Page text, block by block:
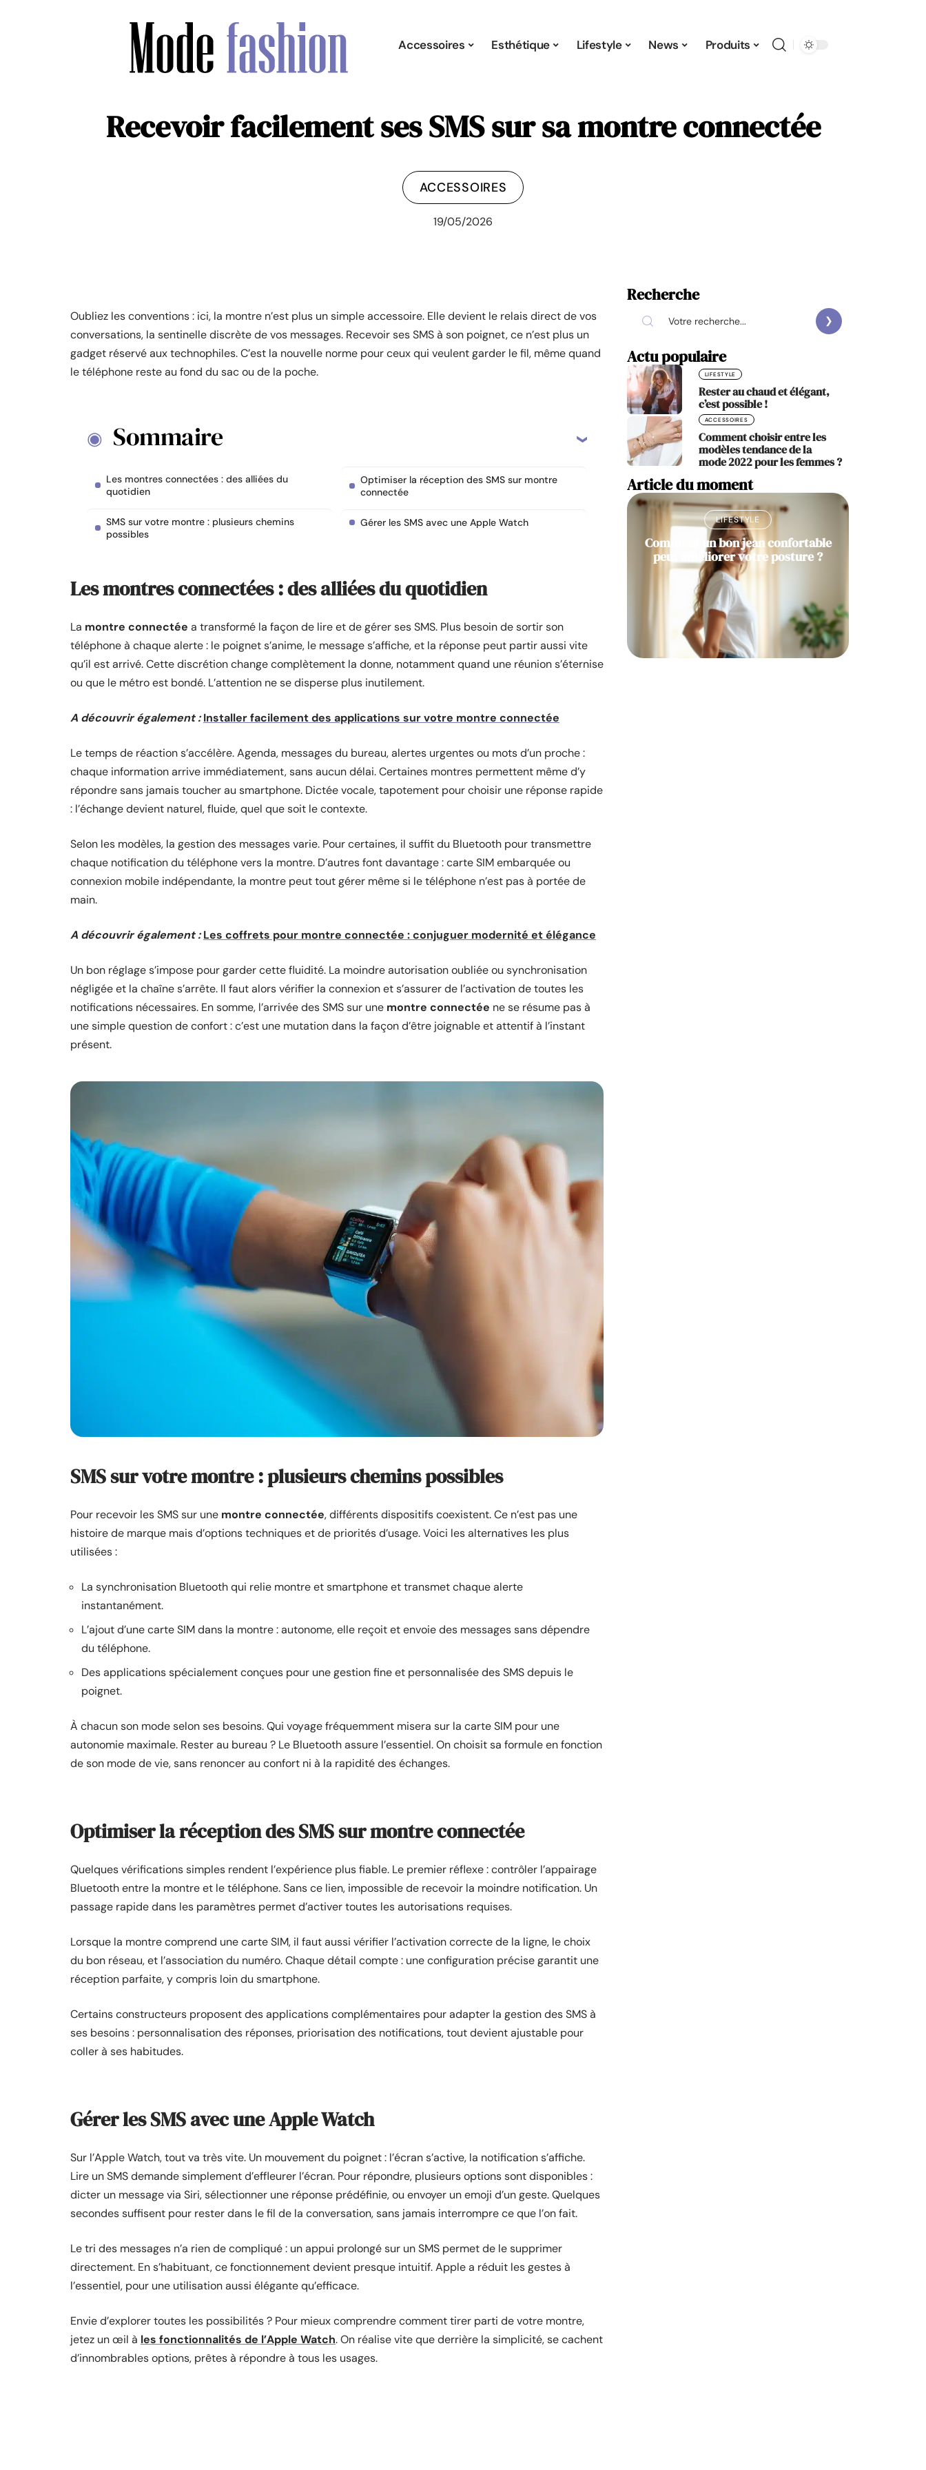
Accessoires Esthétique Lifestyle News Produits
Recevoir facilement ses SMS sur sa montre connectée
ACCESSOIRES
19/05/2026
Oubliez les conventions : ici, la montre n’est plus un simple accessoire. Elle devient le relais direct de vos
conversations, la sentinelle discrète de vos messages. Recevoir ses SMS à son poignet, ce n’est plus un
gadget réservé aux technophiles. C’est la nouvelle norme pour ceux qui veulent garder le fil, même quand
le téléphone reste au fond du sac ou de la poche.
Sommaire
Les montres connectées : des alliées du
quotidien
SMS sur votre montre : plusieurs chemins
possibles
Optimiser la réception des SMS sur montre
connectée
Gérer les SMS avec une Apple Watch
Les montres connectées : des alliées du quotidien
La montre connectée a transformé la façon de lire et de gérer ses SMS. Plus besoin de sortir son
téléphone à chaque alerte : le poignet s’anime, le message s’affiche, et la réponse peut partir aussi vite
qu’il est arrivé. Cette discrétion change complètement la donne, notamment quand une réunion s’éternise
ou que le métro est bondé. L’attention ne se disperse plus inutilement.
A découvrir également : Installer facilement des applications sur votre montre connectée
Le temps de réaction s’accélère. Agenda, messages du bureau, alertes urgentes ou mots d’un proche :
chaque information arrive immédiatement, sans aucun délai. Certaines montres permettent même d’y
répondre sans jamais toucher au smartphone. Dictée vocale, tapotement pour choisir une réponse rapide
: l’échange devient naturel, fluide, quel que soit le contexte.
Selon les modèles, la gestion des messages varie. Pour certaines, il suffit du Bluetooth pour transmettre
chaque notification du téléphone vers la montre. D’autres font davantage : carte SIM embarquée ou
connexion mobile indépendante, la montre peut tout gérer même si le téléphone n’est pas à portée de
main.
A découvrir également : Les coffrets pour montre connectée : conjuguer modernité et élégance
Un bon réglage s’impose pour garder cette fluidité. La moindre autorisation oubliée ou synchronisation
négligée et la chaîne s’arrête. Il faut alors vérifier la connexion et s’assurer de l’activation de toutes les
notifications nécessaires. En somme, l’arrivée des SMS sur une montre connectée ne se résume pas à
une simple question de confort : c’est une mutation dans la façon d’être joignable et attentif à l’instant
présent.
SMS sur votre montre : plusieurs chemins possibles
Pour recevoir les SMS sur une montre connectée, différents dispositifs coexistent. Ce n’est pas une
histoire de marque mais d’options techniques et de priorités d’usage. Voici les alternatives les plus
utilisées :
La synchronisation Bluetooth qui relie montre et smartphone et transmet chaque alerte
instantanément.
L’ajout d’une carte SIM dans la montre : autonome, elle reçoit et envoie des messages sans dépendre
du téléphone.
Des applications spécialement conçues pour une gestion fine et personnalisée des SMS depuis le
poignet.
À chacun son mode selon ses besoins. Qui voyage fréquemment misera sur la carte SIM pour une
autonomie maximale. Rester au bureau ? Le Bluetooth assure l’essentiel. On choisit sa formule en fonction
de son mode de vie, sans renoncer au confort ni à la rapidité des échanges.
Optimiser la réception des SMS sur montre connectée
Quelques vérifications simples rendent l’expérience plus fiable. Le premier réflexe : contrôler l’appairage
Bluetooth entre la montre et le téléphone. Sans ce lien, impossible de recevoir la moindre notification. Un
passage rapide dans les paramètres permet d’activer toutes les autorisations requises.
Lorsque la montre comprend une carte SIM, il faut aussi vérifier l’activation correcte de la ligne, le choix
du bon réseau, et l’association du numéro. Chaque détail compte : une configuration précise garantit une
réception parfaite, y compris loin du smartphone.
Certains constructeurs proposent des applications complémentaires pour adapter la gestion des SMS à
ses besoins : personnalisation des réponses, priorisation des notifications, tout devient ajustable pour
coller à ses habitudes.
Gérer les SMS avec une Apple Watch
Sur l’Apple Watch, tout va très vite. Un mouvement du poignet : l’écran s’active, la notification s’affiche.
Lire un SMS demande simplement d’effleurer l’écran. Pour répondre, plusieurs options sont disponibles :
dicter un message via Siri, sélectionner une réponse prédéfinie, ou envoyer un emoji d’un geste. Quelques
secondes suffisent pour rester dans le fil de la conversation, sans jamais interrompre ce que l’on fait.
Le tri des messages n’a rien de compliqué : un appui prolongé sur un SMS permet de le supprimer
directement. En s’habituant, ce fonctionnement devient presque intuitif. Apple a réduit les gestes à
l’essentiel, pour une utilisation aussi élégante qu’efficace.
Envie d’explorer toutes les possibilités ? Pour mieux comprendre comment tirer parti de votre montre,
jetez un œil à les fonctionnalités de l’Apple Watch. On réalise vite que derrière la simplicité, se cachent
d’innombrables options, prêtes à répondre à tous les usages.
Recherche
Actu populaire
LIFESTYLE
Rester au chaud et élégant,
c’est possible !
ACCESSOIRES
Comment choisir entre les
modèles tendance de la
mode 2022 pour les femmes ?
Article du moment
LIFESTYLE
Comment un bon jean confortable
peut améliorer votre posture ?